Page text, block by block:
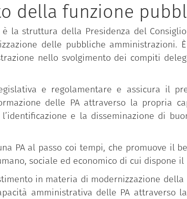
della funzione
la struttura della Presidenza del
delle pubbliche amministrazioni.
nello svolgimento dei compiti
e regolamentare e assicura il
delle PA attraverso la propria
e la disseminazione di
PA al passo coi tempi, che promuove il
sociale ed economico di cui dispone il
in materia di modernizzazione della
amministrativa delle PA attraverso